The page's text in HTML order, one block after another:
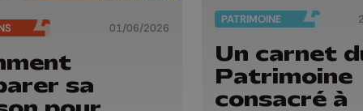
01/06/2026
sa
PATRIMOINE
Un carnet
Patrimoine
consacré à